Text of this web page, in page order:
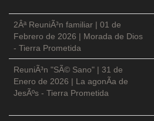
2Âª ReuniÃ³n familiar | 01 de
Febrero de 2026 | Morada de Dios
- Tierra Prometida
ReuniÃ³n "SÃ© Sano" | 31 de
Enero de 2026 | La agonÃ­a de
JesÃºs - Tierra Prometida